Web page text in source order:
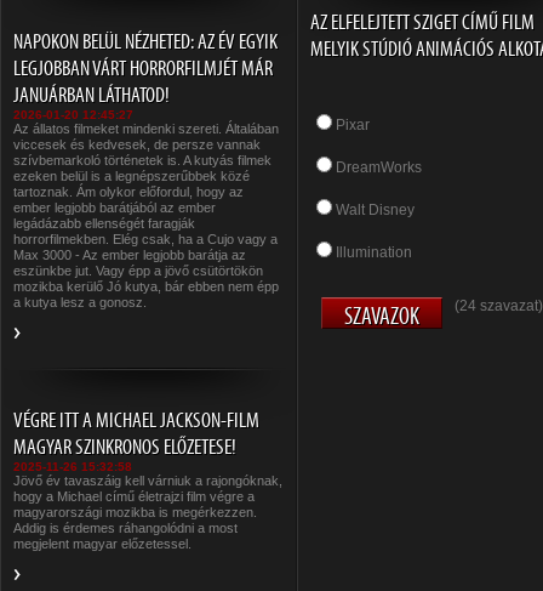
NAPOKON BELÜL NÉZHETED: AZ ÉV EGYIK
LEGJOBBAN VÁRT HORRORFILMJÉT MÁR
JANUÁRBAN LÁTHATOD!
2026-01-20 12:45:27
Az állatos filmeket mindenki szereti. Általában
viccesek és kedvesek, de persze vannak
szívbemarkoló történetek is. A kutyás filmek
ezeken belül is a legnépszerűbbek közé
tartoznak. Ám olykor előfordul, hogy az
ember legjobb barátjából az ember
legádázabb ellenségét faragják
horrorfilmekben. Elég csak, ha a Cujo vagy a
Max 3000 - Az ember legjobb barátja az
eszünkbe jut. Vagy épp a jövő csütörtökön
mozikba kerülő Jó kutya, bár ebben nem épp
a kutya lesz a gonosz.
VÉGRE ITT A MICHAEL JACKSON-FILM
MAGYAR SZINKRONOS ELŐZETESE!
2025-11-26 15:32:58
Jövő év tavaszáig kell várniuk a rajongóknak,
hogy a Michael című életrajzi film végre a
magyarországi mozikba is megérkezzen.
Addig is érdemes ráhangolódni a most
megjelent magyar előzetessel.
AZ ELFELEJTETT SZIGET CÍMŰ FILM
MELYIK STÚDIÓ ANIMÁCIÓS
Pixar
DreamWorks
Walt Disney
Illumination
(24 szavazat)